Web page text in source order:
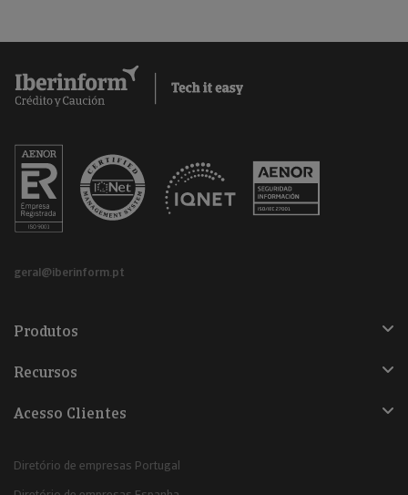
geral@iberinform.pt
Produtos
Recursos
Acesso Clientes
Diretório de empresas Portugal